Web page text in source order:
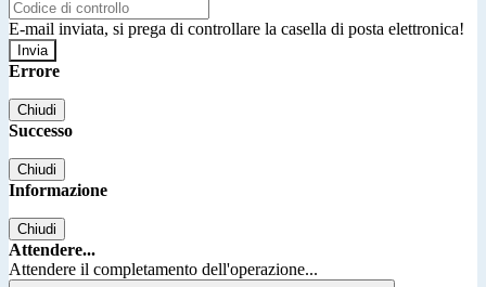
E-mail inviata, si prega di controllare la casella di posta elettronica!
Errore
Chiudi
Successo
Chiudi
Informazione
Chiudi
Attendere...
Attendere il completamento dell'operazione...